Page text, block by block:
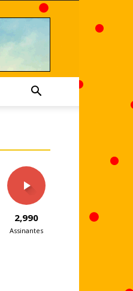
2,990
Assinantes